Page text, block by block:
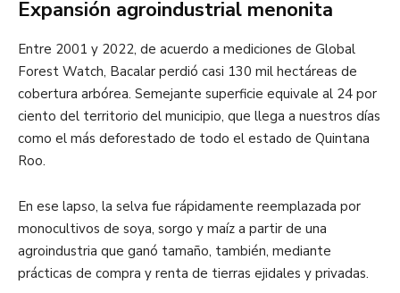
Expansión agroindustrial menonita
Entre 2001 y 2022, de acuerdo a mediciones de Global
Forest Watch, Bacalar perdió casi 130 mil hectáreas de
cobertura arbórea. Semejante superficie equivale al 24 por
ciento del territorio del municipio, que llega a nuestros días
como el más deforestado de todo el estado de Quintana
Roo.
En ese lapso, la selva fue rápidamente reemplazada por
monocultivos de soya, sorgo y maíz a partir de una
agroindustria que ganó tamaño, también, mediante
prácticas de compra y renta de tierras ejidales y privadas.